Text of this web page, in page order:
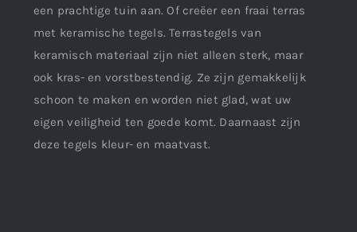
een prachtige tuin aan. Of creëer een fraai terras
met keramische tegels. Terrastegels van
keramisch materiaal zijn niet alleen sterk, maar
ook kras- en vorstbestendig. Ze zijn gemakkelijk
schoon te maken en worden niet glad, wat uw
eigen veiligheid ten goede komt. Daarnaast zijn
deze tegels kleur- en maatvast.